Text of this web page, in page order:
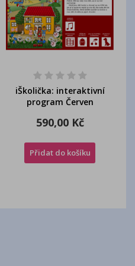
iŠkolička: interaktivní
program Červen
590,00 Kč
Přidat do košíku